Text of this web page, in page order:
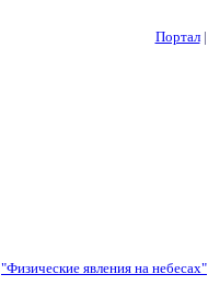
Портал|
"Физические явления на небесах"